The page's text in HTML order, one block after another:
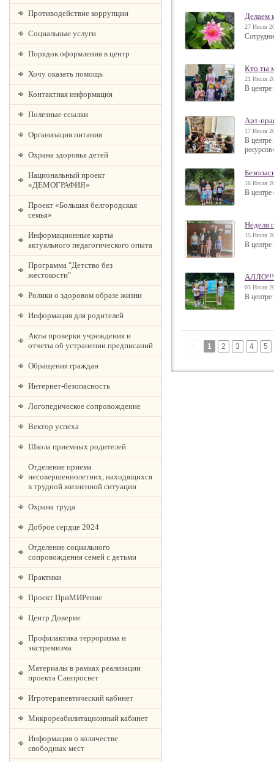
Противодействие коррупции
Социальные услуги
Порядок оформления в центр
Хочу оказать помощь
Контактная информация
Полезные ссылки
Организация питания
Охрана здоровья детей
Национальный проект
«ДЕМОГРАФИЯ»
Проект «Большая белгородская
семья»
Информационные карты
актуального педагогического опыта
Программа "Детство без
жестокости"
Ролики о здоровом образе жизни
Информация для родителей
Акты проверки учреждения и
отчеты об устранении предписаний
Обращения граждан
Интернет-безопасность
Логопедическое сопровождение
Вектор успеха
Школа приемных родителей
Отделение приема
несовершеннолетних, находящихся
в трудной жизненной ситуации
Охрана труда
Доброе сердце 2024
Отделение социального
сопровождения семей с детьми
Практики
Проект ПриМИРение
Центр Доверие
Профилактика терроризма и
экстремизма
Материалы в рамках реализации
проекта Санпросвет
Игротерапевтический кабинет
Микрореабилитационный кабинет
Информация о количестве
свободных мест
Делаем
27 Июля
Кто ты
21 Июля
В центре
Арт-
17 Июля
В центре
16 Июля
В центре
Неделя
15 Июля
В
03 Июля
В центре
1 2 3 4 5